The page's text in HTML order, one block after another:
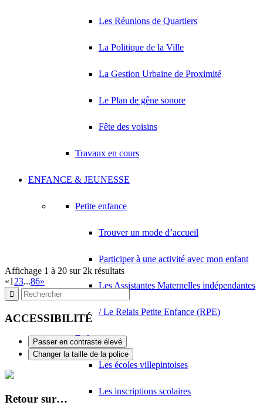
Les Réunions de Quartiers
La Politique de la Ville
La Gestion Urbaine de Proximité
Le Plan de gêne sonore
Fête des voisins
Travaux en cours
ENFANCE & JEUNESSE
Petite enfance
Trouver un mode d’accueil
Participer à une activité avec mon enfant
Les Assistantes Maternelles indépendantes
/ Le Relais Petite Enfance (RPE)
Enfance
Les écoles villepintoises
Les inscriptions scolaires
37 Rue de la Remise A Grouan 93420 VILLEPINTE
TRANSPORTS PARISIENS RAPIDES
6 Avenue des Pinsons 93420 VILLEPINTE
THIAM JOSEPH ANTOINE ASSANE
Affichage 1 à 20 sur 2k résultats
«1 23...86»
ACCESSIBILITÉ
Passer en contraste élevé
Changer la taille de la police
Retour sur…